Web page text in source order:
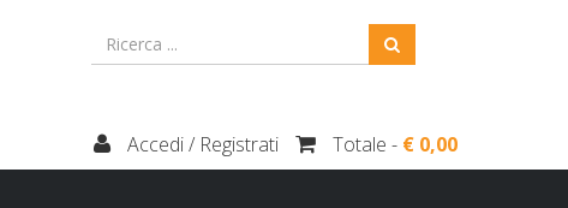
Accedi / Registrati Totale - € 0,00